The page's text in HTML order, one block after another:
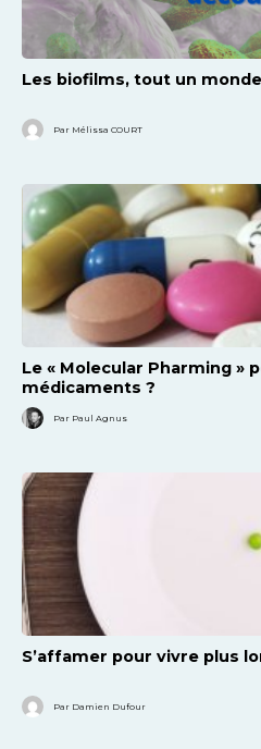
Les biofilms, tout un
Par Mélissa COURT
Le « Molecular Pharming »
médicaments ?
Par Paul Agnus
S’affamer pour vivre plus
Par Damien Dufour